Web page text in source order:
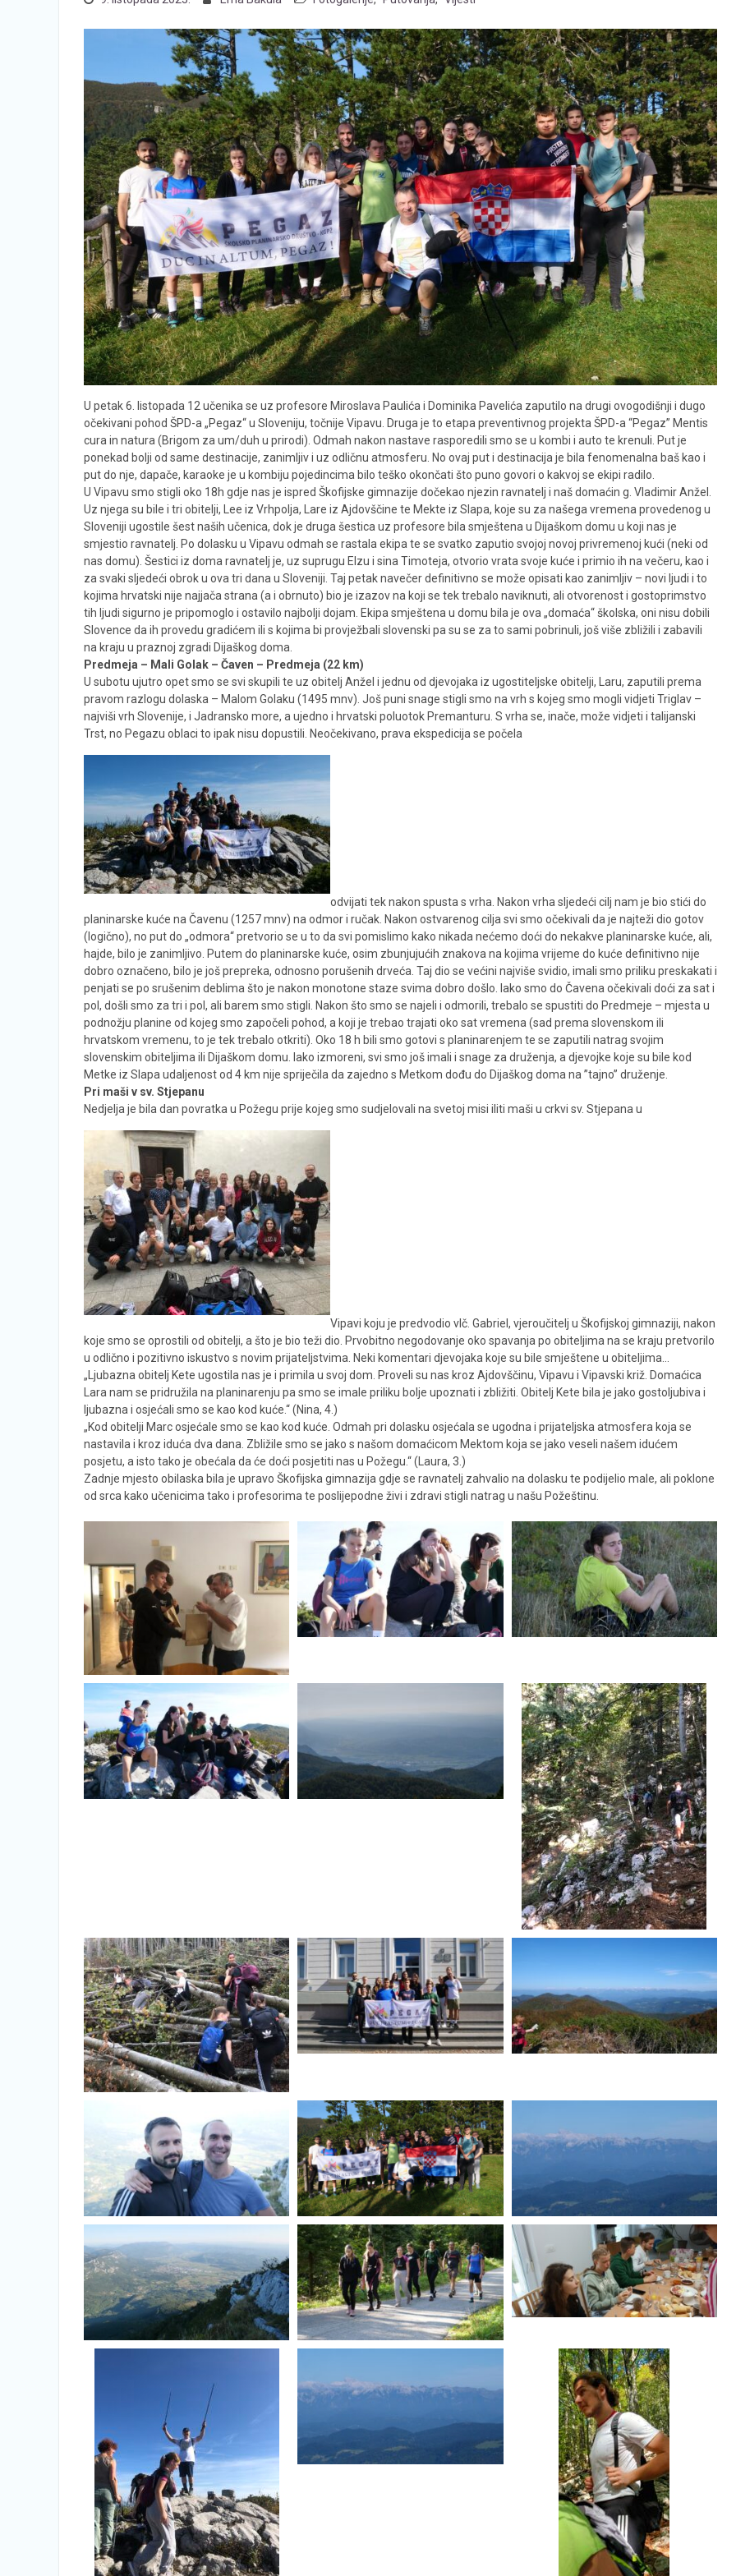
U petak 6. listopada 12 učenika se uz profesore Miroslava Paulića i Dominika Pavelića zaputilo na drugi ovogodišnji i dugo
očekivani pohod ŠPD-a „Pegaz“ u Sloveniju, točnije Vipavu. Druga je to etapa preventivnog projekta ŠPD-a “Pegaz” Mentis
cura in natura (Brigom za um/duh u prirodi). Odmah nakon nastave rasporedili smo se u kombi i auto te krenuli. Put je
ponekad bolji od same destinacije, zanimljiv i uz odličnu atmosferu. No ovaj put i destinacija je bila fenomenalna baš kao i
put do nje, dapače, karaoke je u kombiju pojedincima bilo teško okončati što puno govori o kakvoj se ekipi radilo.
U Vipavu smo stigli oko 18h gdje nas je ispred Škofijske gimnazije dočekao njezin ravnatelj i naš domaćin g. Vladimir Anžel.
Uz njega su bile i tri obitelji, Lee iz Vrhpolja, Lare iz Ajdovščine te Mekte iz Slapa, koje su za našega vremena provedenog u
Sloveniji ugostile šest naših učenica, dok je druga šestica uz profesore bila smještena u Dijaškom domu u koji nas je
smjestio ravnatelj. Po dolasku u Vipavu odmah se rastala ekipa te se svatko zaputio svojoj novoj privremenoj kući (neki od
nas domu). Šestici iz doma ravnatelj je, uz suprugu Elzu i sina Timoteja, otvorio vrata svoje kuće i primio ih na večeru, kao i
za svaki sljedeći obrok u ova tri dana u Sloveniji. Taj petak navečer definitivno se može opisati kao zanimljiv – novi ljudi i to
kojima hrvatski nije najjača strana (a i obrnuto) bio je izazov na koji se tek trebalo naviknuti, ali otvorenost i gostoprimstvo
tih ljudi sigurno je pripomoglo i ostavilo najbolji dojam. Ekipa smještena u domu bila je ova „domaća“ školska, oni nisu dobili
Slovence da ih provedu gradićem ili s kojima bi provježbali slovenski pa su se za to sami pobrinuli, još više zbližili i zabavili
na kraju u praznoj zgradi Dijaškog doma.
Predmeja – Mali Golak – Čaven – Predmeja (22 km)
U subotu ujutro opet smo se svi skupili te uz obitelj Anžel i jednu od djevojaka iz ugostiteljske obitelji, Laru, zaputili prema
pravom razlogu dolaska – Malom Golaku (1495 mnv). Još puni snage stigli smo na vrh s kojeg smo mogli vidjeti Triglav –
najviši vrh Slovenije, i Jadransko more, a ujedno i hrvatski poluotok Premanturu. S vrha se, inače, može vidjeti i talijanski
Trst, no Pegazu oblaci to ipak nisu dopustili. Neočekivano, prava ekspedicija se počela
odvijati tek nakon spusta s vrha. Nakon vrha sljedeći cilj nam je bio stići do
planinarske kuće na Čavenu (1257 mnv) na odmor i ručak. Nakon ostvarenog cilja svi smo očekivali da je najteži dio gotov
(logično), no put do „odmora“ pretvorio se u to da svi pomislimo kako nikada nećemo doći do nekakve planinarske kuće, ali,
hajde, bilo je zanimljivo. Putem do planinarske kuće, osim zbunjujućih znakova na kojima vrijeme do kuće definitivno nije
dobro označeno, bilo je još prepreka, odnosno porušenih drveća. Taj dio se većini najviše svidio, imali smo priliku preskakati i
penjati se po srušenim deblima što je nakon monotone staze svima dobro došlo. Iako smo do Čavena očekivali doći za sat i
pol, došli smo za tri i pol, ali barem smo stigli. Nakon što smo se najeli i odmorili, trebalo se spustiti do Predmeje – mjesta u
podnožju planine od kojeg smo započeli pohod, a koji je trebao trajati oko sat vremena (sad prema slovenskom ili
hrvatskom vremenu, to je tek trebalo otkriti). Oko 18 h bili smo gotovi s planinarenjem te se zaputili natrag svojim
slovenskim obiteljima ili Dijaškom domu. Iako izmoreni, svi smo još imali i snage za druženja, a djevojke koje su bile kod
Metke iz Slapa udaljenost od 4 km nije spriječila da zajedno s Metkom dođu do Dijaškog doma na ”tajno” druženje.
Pri maši v sv. Stjepanu
Nedjelja je bila dan povratka u Požegu prije kojeg smo sudjelovali na svetoj misi iliti maši u crkvi sv. Stjepana u
Vipavi koju je predvodio vlč. Gabriel, vjeroučitelj u Škofijskoj gimnaziji, nakon
koje smo se oprostili od obitelji, a što je bio teži dio. Prvobitno negodovanje oko spavanja po obiteljima na se kraju pretvorilo
u odlično i pozitivno iskustvo s novim prijateljstvima. Neki komentari djevojaka koje su bile smještene u obiteljima…
„Ljubazna obitelj Kete ugostila nas je i primila u svoj dom. Proveli su nas kroz Ajdovščinu, Vipavu i Vipavski križ. Domaćica
Lara nam se pridružila na planinarenju pa smo se imale priliku bolje upoznati i zbližiti. Obitelj Kete bila je jako gostoljubiva i
ljubazna i osjećali smo se kao kod kuće.“ (Nina, 4.)
„Kod obitelji Marc osjećale smo se kao kod kuće. Odmah pri dolasku osjećala se ugodna i prijateljska atmosfera koja se
nastavila i kroz iduća dva dana. Zbližile smo se jako s našom domaćicom Mektom koja se jako veseli našem idućem
posjetu, a isto tako je obećala da će doći posjetiti nas u Požegu.“ (Laura, 3.)
Zadnje mjesto obilaska bila je upravo Škofijska gimnazija gdje se ravnatelj zahvalio na dolasku te podijelio male, ali poklone
od srca kako učenicima tako i profesorima te poslijepodne živi i zdravi stigli natrag u našu Požeštinu.